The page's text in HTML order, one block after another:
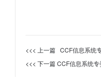
<<< 上一篇 CCF信息系统
<<< 下一篇CCF信息系统